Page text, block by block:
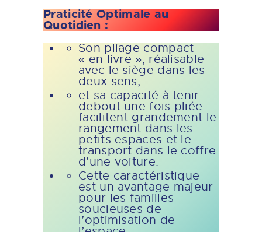
Praticité Optimale au
Quotidien :
Son pliage compact
« en livre », réalisable
avec le siège dans les
deux sens,
et sa capacité à tenir
debout une fois pliée
facilitent grandement le
rangement dans les
petits espaces et le
transport dans le coffre
d’une voiture.
Cette caractéristique
est un avantage majeur
pour les familles
soucieuses de
l’optimisation de